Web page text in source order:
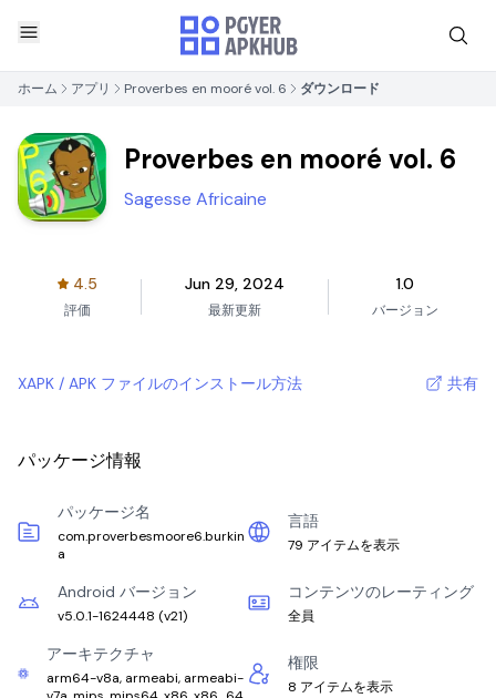
ホーム アプリ Proverbes en mooré vol. 6 ダウンロード
Proverbes en mooré vol. 6
Sagesse Africaine
4.5
評価
Jun 29, 2024
最新更新
1.0
バージョン
XAPK / APK ファイルのインストール方法 共有
パッケージ情報
パッケージ名
com.proverbesmoore6.burkin
a
言語
79 アイテムを表示
Android バージョン
v5.0.1-1624448 (v21)
コンテンツのレーティング
全員
アーキテクチャ
arm64-v8a, armeabi, armeabi-
権限
8 アイテムを表示